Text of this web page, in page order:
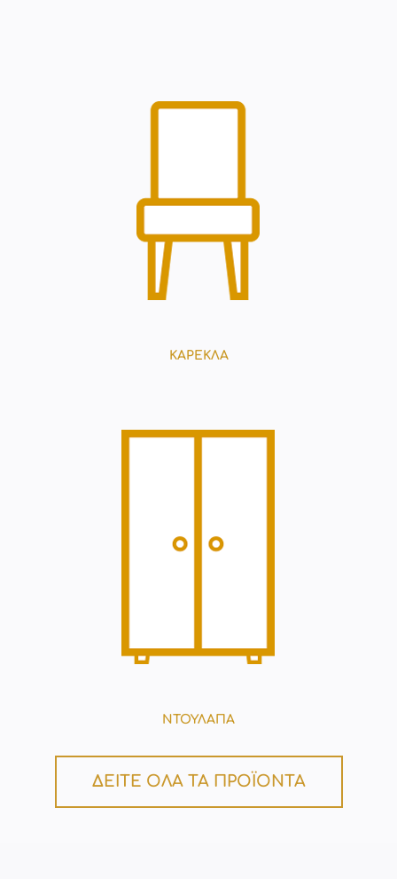
ΚΑΡΕΚΛΑ
ΝΤΟΥΛΑΠΑ
ΔΕΙΤΕ ΟΛΑ ΤΑ ΠΡΟΪΟΝΤΑ